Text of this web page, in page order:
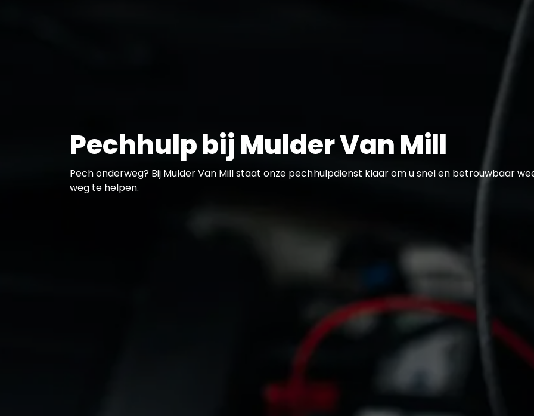
Pechhulp bij Mulder Van Mill
Pech onderweg? Bij Mulder Van Mill staat onze pechhulpdienst klaar om u snel en betrouwbaar
weg te helpen.